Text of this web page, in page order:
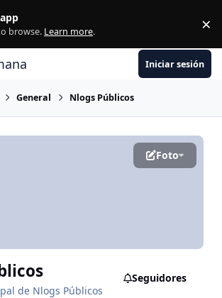
browse. Learn more. ×
Iniciar sesión
General Nlogs Públicos
Foto
de Nlogs Públicos
Seguidores